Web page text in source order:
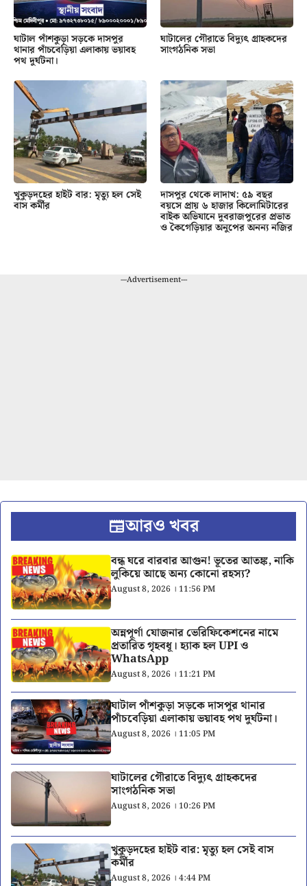
ঘাটাল পাঁশকুড়া সড়কে দাসপুর
থানার পাঁচবেড়িয়া এলাকায় ভয়াবহ
পথ দুর্ঘটনা।
ঘাটালের গৌরাতে বিদ্যুৎ গ্রাহকদের
সাংগঠনিক সভা
খুকুড়দহের হাইট বার: মৃত্যু হল সেই
বাস কর্মীর
দাসপুর থেকে লাদাখ: ৫৯ বছর
বয়সে প্রায় ৬ হাজার কিলোমিটারের
বাইক অভিযানে দুবরাজপুরের প্রভাত
ও কৈগেড়িয়ার অনুপের অনন্য নজির
---Advertisement---
আরও খবর
বন্ধ ঘরে বারবার আগুন! ভূতের আতঙ্ক, নাকি
লুকিয়ে আছে অন্য কোনো রহস্য?
August 8, 2026 । 11:56 PM
অন্নপূর্ণা যোজনার ভেরিফিকেশনের নামে
প্রতারিত গৃহবধূ। হ্যাক হল UPI ও
WhatsApp
August 8, 2026 । 11:21 PM
ঘাটাল পাঁশকুড়া সড়কে দাসপুর থানার
পাঁচবেড়িয়া এলাকায় ভয়াবহ পথ দুর্ঘটনা।
August 8, 2026 । 11:05 PM
ঘাটালের গৌরাতে বিদ্যুৎ গ্রাহকদের
সাংগঠনিক সভা
August 8, 2026 । 10:26 PM
খুকুড়দহের হাইট বার: মৃত্যু হল সেই বাস
কর্মীর
August 8, 2026 । 4:44 PM